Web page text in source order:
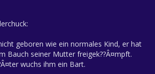
geboren wie ein normales Kind, er hat
Bauch seiner Mutter freigek??Â¤mpft.
wuchs ihm ein Bart.